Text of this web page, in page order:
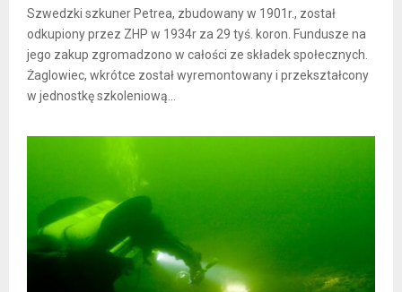
Szwedzki szkuner Petrea, zbudowany w 1901r., został
odkupiony przez ZHP w 1934r za 29 tyś. koron. Fundusze na
jego zakup zgromadzono w całości ze składek społecznych.
Żaglowiec, wkrótce został wyremontowany i przekształcony
w jednostkę szkoleniową...